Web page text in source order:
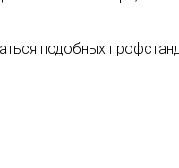
подобных